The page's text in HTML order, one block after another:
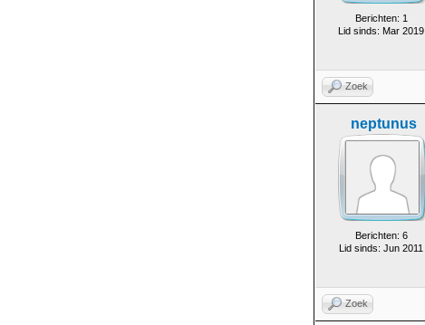
Berichten: 1
Lid sinds: Mar 2019
Zoek
neptunus
Berichten: 6
Lid sinds: Jun 2011
Zoek